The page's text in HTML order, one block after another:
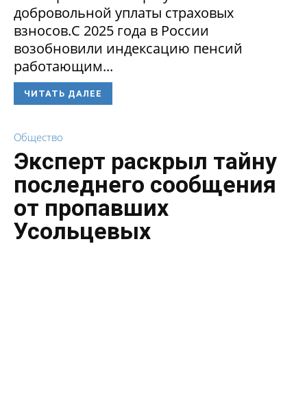
добровольной уплаты страховых
взносов.С 2025 года в России
возобновили индексацию пенсий
работающим...
ЧИТАТЬ ДАЛЕЕ
Общество
Эксперт раскрыл тайну
последнего сообщения
от пропавших
Усольцевых